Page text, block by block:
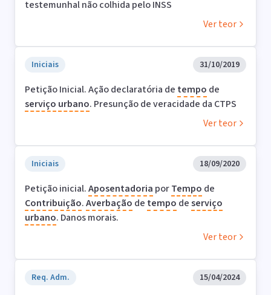
testemunhal não colhida pelo INSS
Ver teor
Iniciais 31/10/2019
Petição Inicial. Ação declaratória de tempo de
serviço urbano. Presunção de veracidade da CTPS
Ver teor
Iniciais 18/09/2020
Petição inicial.Aposentadoria porTempo de
Contribuição.Averbação de tempo deserviço
urbano. Danos morais.
Ver teor
Req. Adm. 15/04/2024